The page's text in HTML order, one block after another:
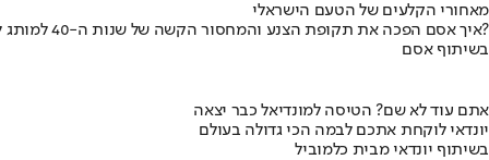
מאחורי הקלעים של הטעם הישראלי
איך אסם הפכה את תקופת הצנע והמחסור הקשה של שנות ה-40 למותג לאומי?
בשיתוף אסם
אתם עוד לא שם? הטיסה למונדיאל כבר יצאה
יונדאי לוקחת אתכם לבמה הכי גדולה בעולם
בשיתוף יונדאי מבית כלמוביל